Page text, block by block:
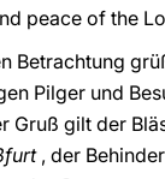
peace of the
Betrachtung
Pilger und
Gruß gilt der
, der